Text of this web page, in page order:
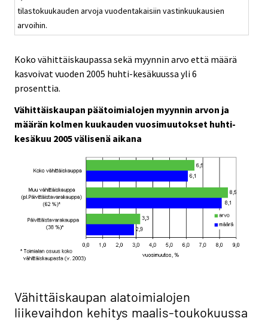
tilastokuukauden arvoja vuodentakaisiin vastinkuukausien
arvoihin.
Koko vähittäiskaupassa sekä myynnin arvo että määrä
kasvoivat vuoden 2005 huhti-kesäkuussa yli 6
prosenttia.
Vähittäiskaupan päätoimialojen myynnin arvon ja
määrän kolmen kuukauden vuosimuutokset huhti-
kesäkuu 2005 välisenä aikana
Vähittäiskaupan alatoimialojen
liikevaihdon kehitys maalis-toukokuussa